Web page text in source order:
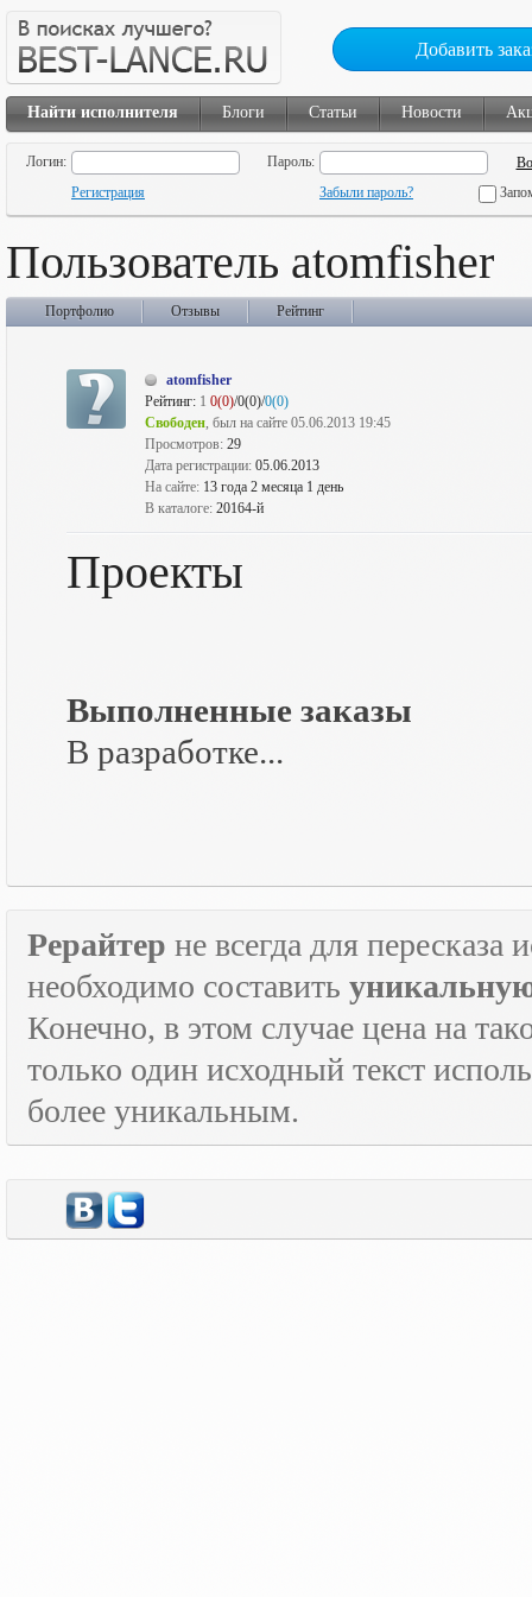
Добавить
Найти исполнителя Блоги Статьи Новости
Логин:
Пароль:
Регистрация
Забыли пароль?
Пользователь atomfisher
Портфолио Отзывы Рейтинг
atomfisher
Рейтинг: 1 0(0)/0(0)/0(0)
Свободен, был на сайте 05.06.2013 19:45
Просмотров: 29
Дата регистрации: 05.06.2013
На сайте: 13 года 2 месяца 1 день
В каталоге: 20164-й
Проекты
Выполненные заказы
В разработке...
Рерайтер не всегда для пересказа
необходимо составить
Конечно, в этом случае цена на
только один исходный текст
более уникальным.